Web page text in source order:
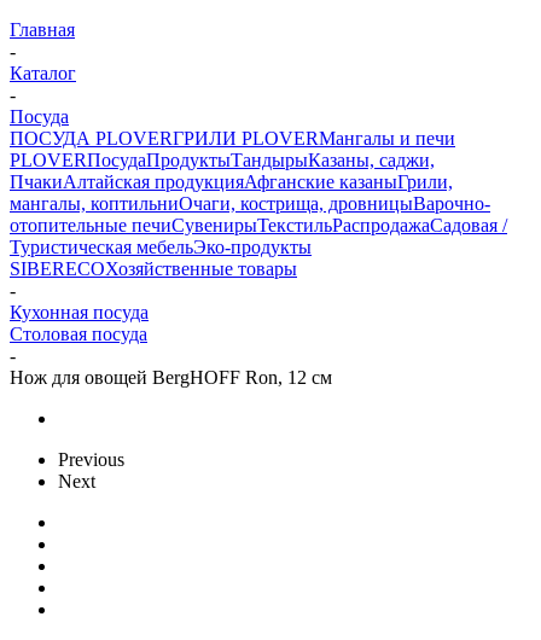
Главная
-
Каталог
-
Посуда
ПОСУДА PLOVERГРИЛИ PLOVERМангалы и печи
PLOVERПосудаПродуктыТандырыКазаны, саджи,
ПчакиАлтайская продукцияАфганские казаныГрили,
мангалы, коптильниОчаги, кострища, дровницыВарочно-
отопительные печиСувенирыТекстильРаспродажаСадовая /
Туристическая мебельЭко-продукты
SIBERECOХозяйственные товары
-
Кухонная посуда
Столовая посуда
-
Нож для овощей BergHOFF Ron, 12 см
Previous
Next